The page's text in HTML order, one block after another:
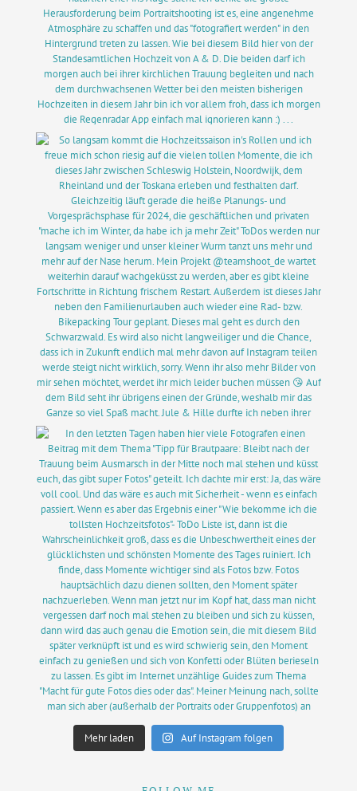
Mehr laden Auf Instagram folgen